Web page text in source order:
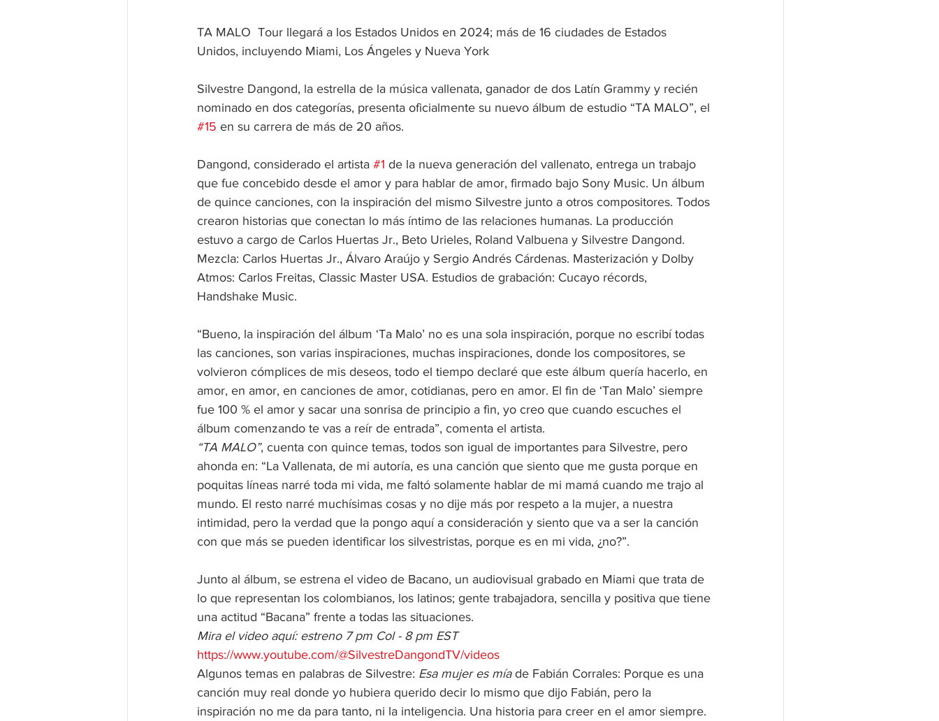
TA MALO  Tour llegará a los Estados Unidos en 2024; más de 16 ciudades de Estados
Unidos, incluyendo Miami, Los Ángeles y Nueva York
Silvestre Dangond, la estrella de la música vallenata, ganador de dos Latín Grammy y recién
nominado en dos categorías, presenta oficialmente su nuevo álbum de estudio “TA MALO”, el
#15 en su carrera de más de 20 años.
Dangond, considerado el artista #1 de la nueva generación del vallenato, entrega un trabajo
que fue concebido desde el amor y para hablar de amor, firmado bajo Sony Music. Un álbum
de quince canciones, con la inspiración del mismo Silvestre junto a otros compositores. Todos
crearon historias que conectan lo más íntimo de las relaciones humanas. La producción
estuvo a cargo de Carlos Huertas Jr., Beto Urieles, Roland Valbuena y Silvestre Dangond.
Mezcla: Carlos Huertas Jr., Álvaro Araújo y Sergio Andrés Cárdenas. Masterización y Dolby
Atmos: Carlos Freitas, Classic Master USA. Estudios de grabación: Cucayo récords,
Handshake Music.
“Bueno, la inspiración del álbum ‘Ta Malo’ no es una sola inspiración, porque no escribí todas
las canciones, son varias inspiraciones, muchas inspiraciones, donde los compositores, se
volvieron cómplices de mis deseos, todo el tiempo declaré que este álbum quería hacerlo, en
amor, en amor, en canciones de amor, cotidianas, pero en amor. El fin de ‘Tan Malo’ siempre
fue 100 % el amor y sacar una sonrisa de principio a fin, yo creo que cuando escuches el
álbum comenzando te vas a reír de entrada”, comenta el artista.
“TA MALO”, cuenta con quince temas, todos son igual de importantes para Silvestre, pero
ahonda en: “La Vallenata, de mi autoría, es una canción que siento que me gusta porque en
poquitas líneas narré toda mi vida, me faltó solamente hablar de mi mamá cuando me trajo al
mundo. El resto narré muchísimas cosas y no dije más por respeto a la mujer, a nuestra
intimidad, pero la verdad que la pongo aquí a consideración y siento que va a ser la canción
con que más se pueden identificar los silvestristas, porque es en mi vida, ¿no?”.
Junto al álbum, se estrena el video de Bacano, un audiovisual grabado en Miami que trata de
lo que representan los colombianos, los latinos; gente trabajadora, sencilla y positiva que tiene
una actitud “Bacana” frente a todas las situaciones.
Mira el video aquí: estreno 7 pm Col - 8 pm EST
https://www.youtube.com/@SilvestreDangondTV/videos
Algunos temas en palabras de Silvestre: Esa mujer es mía de Fabián Corrales: Porque es una
canción muy real donde yo hubiera querido decir lo mismo que dijo Fabián, pero la
inspiración no me da para tanto, ni la inteligencia. Una historia para creer en el amor siempre.